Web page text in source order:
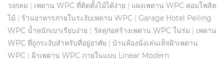
วงกลม | เพดาน WPC ที่ติดตั้งไม้ได้ง่าย | แผงเพดาน WPC คอมโพสิต
ไม้ | ร้านอาหารภายในระงับเพดาน WPC | Garage Hotel Peiling
WPC น้ำหนักเบาเรียบง่าย | วัสดุก่อสร้างเพดาน WPC ในร่ม | เพดาน
WPC ที่ถูกระงับสำหรับที่อยู่อาศัย | บ้านห้องนั่งเล่นเท็จฝ้าเพดาน
WPC | ฝ้าเพดาน WPC ภายในแบบ Linear Modern